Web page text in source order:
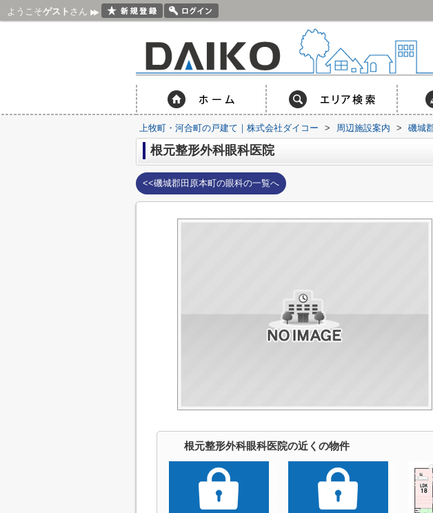
ようこそゲスト さん
上牧町・河合町の戸建て｜株式会社ダイコー > 周辺施設案内 > 磯城
根元整形外科眼科医院
<<磯城郡田原本町の眼科の一覧へ
根元整形外科眼科医院の近くの物件